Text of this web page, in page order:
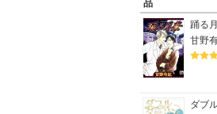
品
踊る
甘野
ダブ